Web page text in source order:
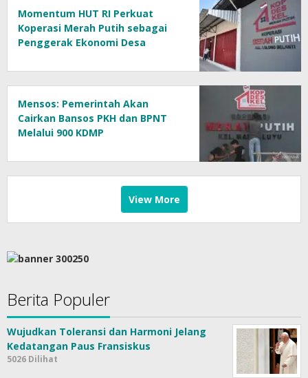
Momentum HUT RI Perkuat
Koperasi Merah Putih sebagai
Penggerak Ekonomi Desa
Mensos: Pemerintah Akan
Cairkan Bansos PKH dan BPNT
Melalui 900 KDMP
View More
Berita Populer
Wujudkan Toleransi dan Harmoni Jelang
Kedatangan Paus Fransiskus
5026 Dilihat